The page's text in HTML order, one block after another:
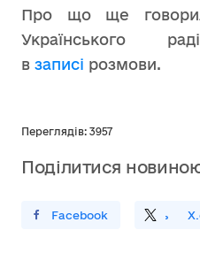
Про що ще
Українського
в записі розмови.
Переглядів: 3957
Поділитися
У FacebookПоділитись